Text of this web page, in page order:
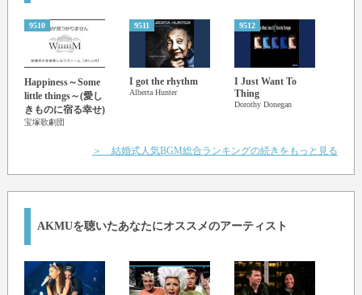
눈빛만 봐도 알면서 my love
누구 사랑 먹고 그리 이쁘게 컸니
Mommy or your daddy or them both
Lovey-dovey things 너의 곁에 everyday
Good morning, good night
너의 이름 부를 때
So lovely day, so lovely
Du, du-ru-du, du-ru-du, du, du-ru-du
Spell L-O-V-E-L-E-E
눈빛만 봐도 알면서 my love
9510
Happiness～Some
little things～(愛し
きものに宿る幸せ)
宝塚歌劇団
9511
I got the rhythm
Alberta Hunter
9512
I Just Want To
Thing
Dorothy Donegan
＞ 結婚式人気BGM総合ランキングの続きをもっと見る
AKMUを聴いたあなたにオススメのアーティスト